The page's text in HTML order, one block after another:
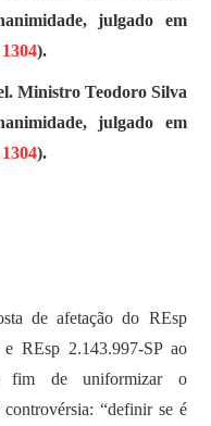
julgado em
).
Ministro Teodoro Silva
julgado em
).
de afetação do REsp
REsp 2.143.997-SP ao
fim de uniformizar o
“definir se é